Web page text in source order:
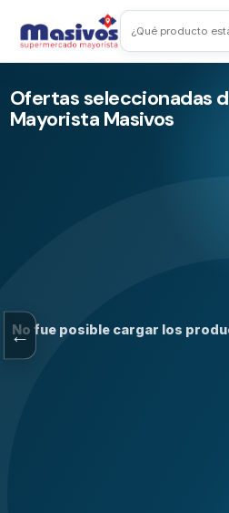
Ofertas seleccionadas
Mayorista Masivos
←
No fue posible cargar los